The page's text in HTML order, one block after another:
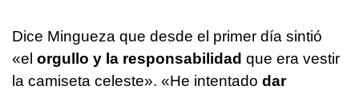
Dice Mingueza que desde el primer día sintió
«el orgullo y la responsabilidad que era vestir
la camiseta celeste». «He intentado dar